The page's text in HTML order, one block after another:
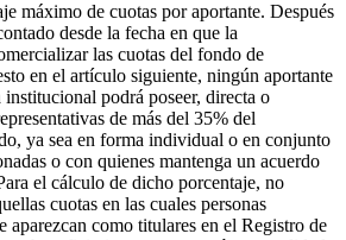
máximo de cuotas por aportante. Después
desde la fecha en que la
las cuotas del fondo de
en el artículo siguiente, ningún aportante
podrá poseer, directa o
de más del 35% del
ya sea en forma individual o en conjunto
o con quienes mantenga un acuerdo
el cálculo de dicho porcentaje, no
cuotas en las cuales personas
aparezcan como titulares en el Registro de